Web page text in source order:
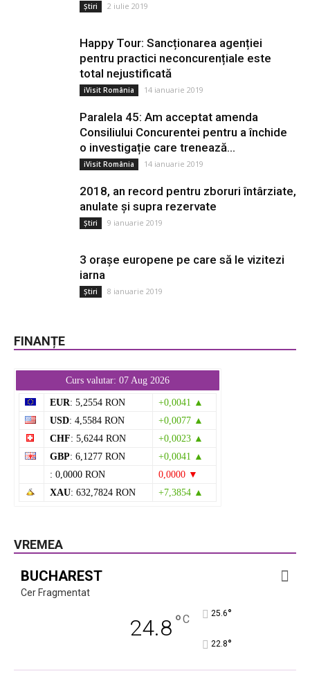
Știri 2 iulie 2019
Happy Tour: Sancționarea agenției
pentru practici neconcurențiale este
total nejustificată
iVisit România 14 ianuarie 2019
Paralela 45: Am acceptat amenda
Consiliului Concurentei pentru a închide
o investigație care trenează...
iVisit România 14 ianuarie 2019
2018, an record pentru zboruri întârziate,
anulate și supra rezervate
Știri 9 ianuarie 2019
3 orașe europene pe care să le vizitezi
iarna
Știri 8 ianuarie 2019
FINANȚE
Curs valutar: 07 Aug 2026
EUR: 5,2554 RON
+0,0041 ▲
USD: 4,5584 RON
+0,0077 ▲
CHF: 5,6244 RON
+0,0023 ▲
GBP: 6,1277 RON
+0,0041 ▲
: 0,0000 RON
0,0000 ▼
XAU: 632,7824 RON +7,3854 ▲
VREMEA
BUCHAREST
Cer Fragmentat
24.8°C 25.6°
22.8°